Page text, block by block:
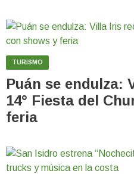
TURISMO
Puán se endulza:
14° Fiesta del
feria